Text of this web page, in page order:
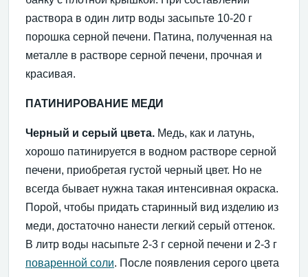
раствора в один литр воды засыпьте 10-20 г
порошка серной печени. Патина, полученная на
металле в растворе серной печени, прочная и
красивая.
ПАТИНИРОВАНИЕ МЕДИ
Черный и серый цвета. Медь, как и латунь,
хорошо патинируется в водном растворе серной
печени, приобретая густой черный цвет. Но не
всегда бывает нужна такая интенсивная окраска.
Порой, чтобы придать старинный вид изделию из
меди, достаточно нанести легкий серый оттенок.
В литр воды насыпьте 2-3 г серной печени и 2-3 г
поваренной соли. После появления серого цвета